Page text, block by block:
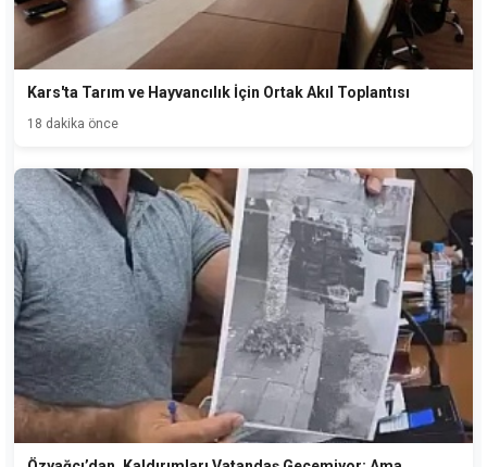
Kars'ta Tarım ve Hayvancılık İçin Ortak Akıl Toplantısı
18 dakika önce